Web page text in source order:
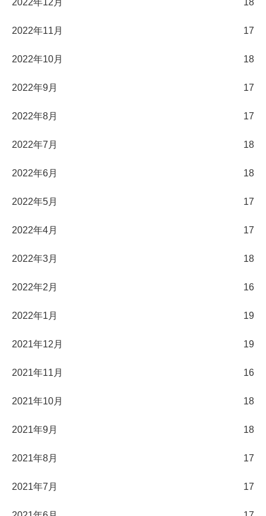
2022年11月 17
2022年10月 18
2022年9月 17
2022年8月 17
2022年7月 18
2022年6月 18
2022年5月 17
2022年4月 17
2022年3月 18
2022年2月 16
2022年1月 19
2021年12月 19
2021年11月 16
2021年10月 18
2021年9月 18
2021年8月 17
2021年7月 17